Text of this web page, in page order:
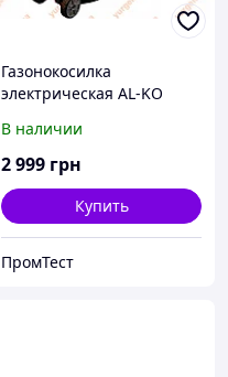
Газонокосилка
электрическая AL-KO
В наличии
2 999 грн
Купить
ПромТест